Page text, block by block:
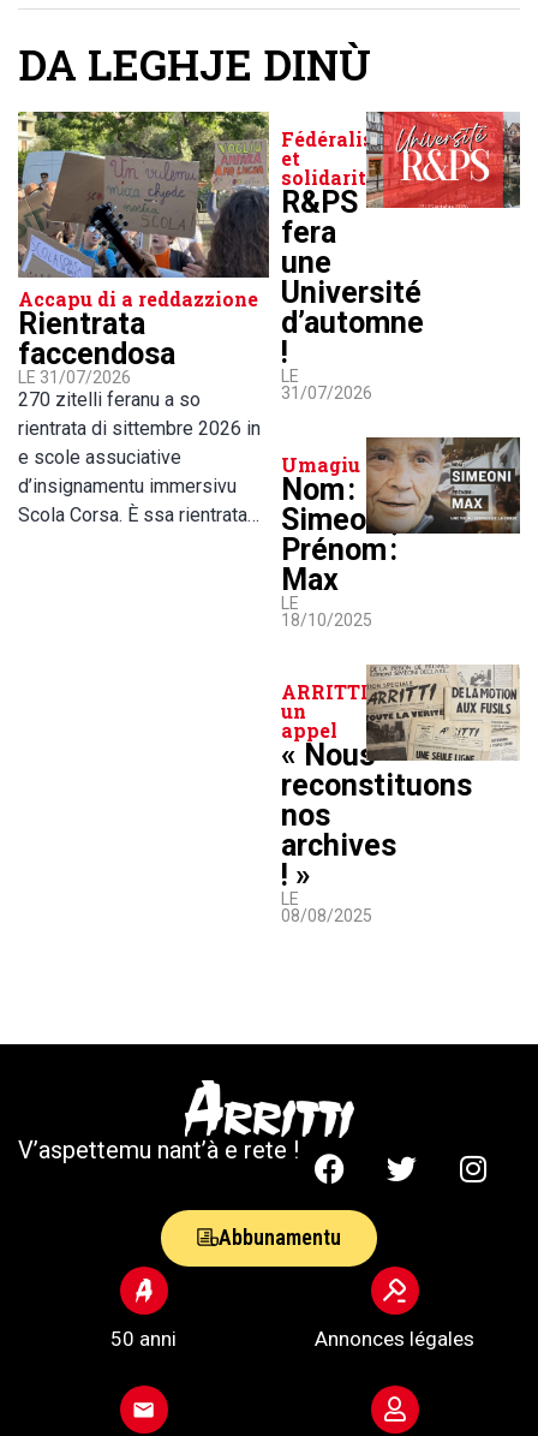
DA LEGHJE DINÙ
Accapu di a reddazzione
Rientrata
faccendosa
LE 31/07/2026
270 zitelli feranu a so
rientrata di sittembre 2026 in
e scole assuciative
d’insignamentu immersivu
Scola Corsa. È ssa rientrata…
Fédéralisme
et
solidarité
R&PS
fera
une
Université
d’automne
!
LE
31/07/2026
Umagiu
Nom :
Simeoni,
Prénom :
Max
LE
18/10/2025
ARRITTI lance
un
appel
« Nous
reconstituons
nos
archives
! »
LE
08/08/2025
V’aspettemu nant’à e rete !
50 anni Annonces légales
Abbunamentu